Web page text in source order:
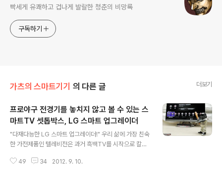
빡세게 유쾌하고 겁나게 발랄한 청춘의 비망록
구독하기
가츠의 스마트기기 의 다른 글 더보기
프로야구 전경기를 놓치지 않고 볼 수 있는 스
마트TV 셋톱박스, LG 스마트 업그레이더
"다재다능한 LG 스마트 업그레이더!" 우리 삶에 가장 친숙
한 가전제품인 텔레비전은 과거 흑백TV를 시작으로 칼라
하게 발전해 왔다. 최근에는 인터넷를 연결하여 즐길 수 있
49 34 2012. 9. 10.